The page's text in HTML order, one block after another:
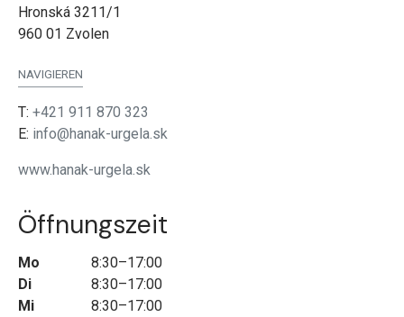
Hronská 3211/1
960 01 Zvolen
NAVIGIEREN
T: +421 911 870 323
E: info@hanak-urgela.sk
www.hanak-urgela.sk
Öffnungszeit
Mo
8:30–17:00
Di
8:30–17:00
Mi
8:30–17:00